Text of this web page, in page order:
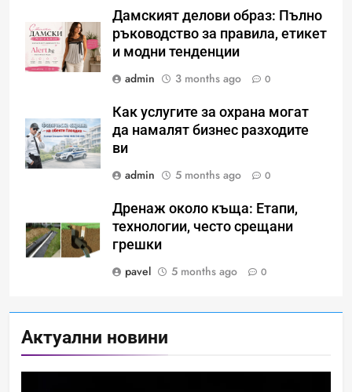
Актуални новини
Идеи за съвременен дизайн
ИСТОРИЯ
ИСТОРИЯ
Дамският делови образ: Пълно
ръководство за правила, етикет
и модни тенденции
admin
3 months ago 0
Как услугите за охрана могат
да намалят бизнес разходите
ви
admin
5 months ago 0
Дренаж около къща: Етапи,
технологии, често срещани
грешки
pavel
5 months ago 0